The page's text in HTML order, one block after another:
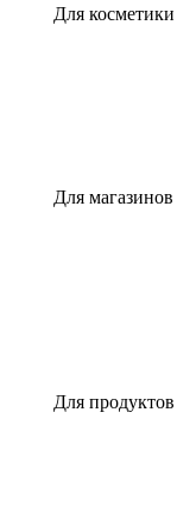
Для косметики
Для магазинов
Для продуктов